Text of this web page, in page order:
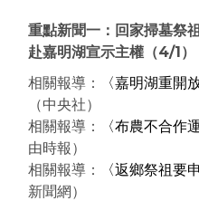
重點新聞一：回家掃墓祭
赴嘉明湖宣示主權 （4/1）
相關報導：
〈嘉明湖重開
（中央社）
相關報導：
〈布農不合作
由時報）
相關報導：
〈返鄉祭祖要
新聞網）